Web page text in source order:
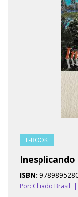
E-BOOK
Inesplicando
ISBN:
Por: Chiado Brasil |